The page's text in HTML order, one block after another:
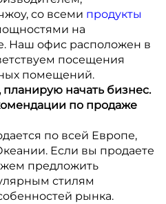
со всеми продукты
на
Наш офис расположен в
посещения
помещений.
начать бизнес.
по продаже
по всей Европе,
Если вы продаете
предложить
стилям
рынка.